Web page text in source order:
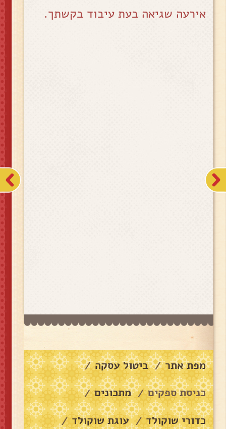
אירעה שגיאה בעת עיבוד בקשתך.
מפת אתר / ביטול עסקה /
כניסת ספקים / מתכונים /
כדורי שוקולד / עוגת שוקולד /